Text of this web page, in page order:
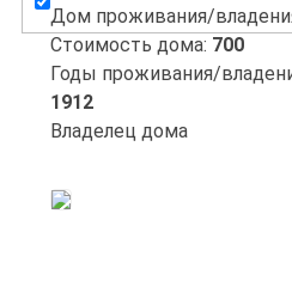
Дом проживания/
Стоимость дома: 700
Годы проживания/
1912
Владелец дома